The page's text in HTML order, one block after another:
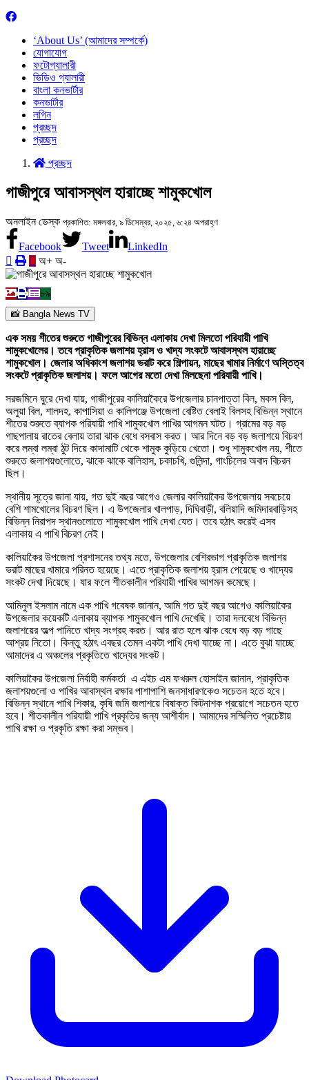
‘About Us’ (আমাদের সম্পর্কে)
যোগাযোগ
ফটোগ্যালারী
ভিডিও গ্যালারী
বাংলা কনভার্টার
কনভার্টার
লগিন
প্রচ্ছদ
প্রচ্ছদ
প্রচ্ছদ
গাজীপুরে আবাসস্থল হারাচ্ছে শামুকখোল
অনলাইন ডেস্ক প্রকাশিত: মঙ্গলবার, ৯ ডিসেম্বর, ২০২৫, ৬:২৪ অপরাহ্ণ
Facebook Tweet
LinkedIn
অ+ অ-
৮৯
📸 Bangla News TV
এক সময় শীতের শুরুতে গাজীপুরের বিভিন্ন এলাকায় দেখা মিলতো পরিযায়ী পাখি
শামুকখোলের। তবে প্রাকৃতিক জলাশয় হ্রাস ও খাদ্য সংকটে আবাসস্থল হারাচ্ছে
শামুকখোল। জেলার অধিকাংশ জলাশয় ভরাট করে শিল্পায়ন, মাছের খামার নির্মাণে অস্তিত্ব
সংকটে প্রাকৃতিক জলাশয়। ফলে আগের মতো দেখা মিলছেনা পরিযায়ী পাখি।
সরজমিনে ঘুরে দেখা যায়, গাজীপুরের কালিয়াকৈরে উপজেলার চানপাত্তা বিল, মকস বিল,
অলুয়া বিল, শালদহ, কাপাসিয়া ও কালিগঞ্জে উপজেলা বেষ্টিত বেলাই বিলসহ বিভিন্ন স্থানে
শীতের শুরুতে ব্যাপক পরিযায়ী পাখি শামুকখোল পাখির আগমন ঘটত। গ্রামের বড় বড়
গাছপালায় রাতের বেলায় তারা ঝাক বেধে বসবাস করত। আর দিনে বড় বড় জলাশয়ে বিচরণ
করে লম্বা লম্বা ঠুট দিয়ে কাদামাটি থেকে শামুক কুড়িয়ে খেতো। শুধু শামুকখোল নয়, শীতে
শুরুতে জলাশয়গুলোতে, ঝাকে ঝাকে বালিহাস, চকাচখি, গুলিন্দা, গাংচিলের অবাদ বিচরন
ছিল।
স্থানীয় সূত্রে জানা যায়, গত দুই বছর আগেও জেলার কালিয়াকৈর উপজেলায় সবচেয়ে
বেশি শামখোলের বিচরণ ছিল। এ উপজেলার খালপাড়, দিঘিবাড়ী, বলিয়াদি জমিদারবাড়িসহ
বিভিন্ন নিরাপদ স্থানগুলোতে শামুকখোল পাখি দেখা যেত। তবে হঠাৎ করেই এসব
এলাকায় এ পাখি বিচরণ নেই।
কালিয়াকৈর উপজেলা প্রশাসনের তথ্য মতে, উপজেলার বেশিরভাগ প্রাকৃতিক জলাশয়
ভরাট মাছের খামারে পরিনত হয়েছে। এতে প্রাকৃতিক জলাশয় হ্রাস পেয়েছে ও খাদ্যের
সংকট দেখা দিয়েছে। যার ফলে শীতকালীন পরিযায়ী পাখির আগমন কমেছে।
আমিনুল ইসলাম নামে এক পাখি গবেষক জানান, আমি গত দুই বছর আগেও কালিয়াকৈর
উপজেলার কয়েকটি এলাকায় ব্যাপক শামুকখোল পাখি দেখেছি। তারা দলবেধে বিভিন্ন
জলাশয়ের অল্প পানিতে খাদ্য সংগ্রহ করত। আর রাত হলে ঝাক বেধে বড় বড় গাছে
আশ্রয় নিতো। কিন্তু হঠাৎ এবছর তেমন একটা পাখি দেখা যাচ্ছে না। এতে বুঝা যাচ্ছে
আমাদের এ অঞ্চলের প্রকৃতিতে খাদ্যের সংকট।
কালিয়াকৈর উপজেলা নির্বাহী কর্মকর্তা এ এইচ এম ফখরুল হোসাইন জানান, প্রাকৃতিক
জলাশয়গুলো ও পাখির আবাস্থল রক্ষার পাশাপাশি জনসাধারণকেও সচেতন হতে হবে।
বিভিন্ন স্থানে পাখি শিকার, কৃষি জমি জলাশয়ে বিষাক্ত কিটনাশক প্রয়োগে সচেতন হতে
হবে। শীতকালীন পরিযায়ী পাখি প্রকৃতির জন্য আশীর্বাদ। আমাদের সম্মিলিত প্রচেষ্টায়
পাখি রক্ষা ও প্রকৃতি রক্ষা করা সম্ভব।